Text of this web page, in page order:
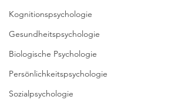
Kognitionspsychologie
Gesundheitspsychologie
Biologische Psychologie
Persönlichkeitspsychologie
Sozialpsychologie